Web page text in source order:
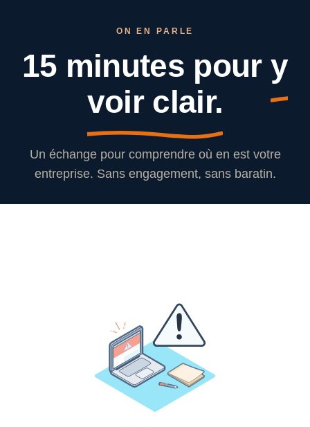
ON EN PARLE
15 minutes pour y
voir clair.
Un échange pour comprendre où en est votre
entreprise. Sans engagement, sans baratin.